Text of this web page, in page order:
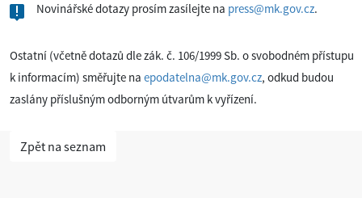
Novinářské dotazy prosím zasílejte na press@mk.gov.cz.
Ostatní (včetně dotazů dle zák. č. 106/1999 Sb. o svobodném přístupu
k informacím) směřujte na epodatelna@mk.gov.cz, odkud budou
zaslány příslušným odborným útvarům k vyřízení.